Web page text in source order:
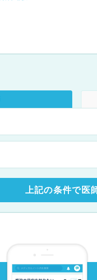
上記の条件で医